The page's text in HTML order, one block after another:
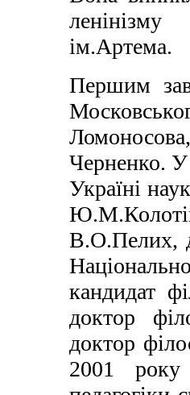
ленінізму
ім.Артема.
Першим
Черненко. У
Україні
В.О.Пелих,
кандидат
доктор
доктор
2001 року